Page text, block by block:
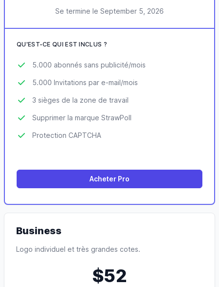
Se termine le September 5, 2026
QU'EST-CE QUI EST INCLUS ?
5.000 abonnés sans publicité/mois
5.000 Invitations par e-mail/mois
3 sièges de la zone de travail
Supprimer la marque StrawPoll
Protection CAPTCHA
Acheter Pro
Business
Logo individuel et très grandes cotes.
$52